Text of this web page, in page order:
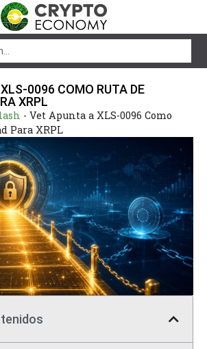
0096 COMO RUTA DE
XRPL
- Vet Apunta a XLS-0096 Como
Para XRPL